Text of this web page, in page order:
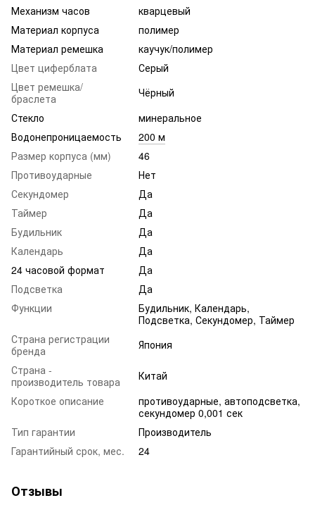
Механизм часов
кварцевый
Материал корпуса
полимер
Материал ремешка
каучук/полимер
Цвет циферблата
Серый
Цвет ремешка/
браслета
Чёрный
Стекло
минеральное
Водонепроницаемость
200 м
Размер корпуса (мм)
46
Противоударные
Нет
Секундомер
Да
Таймер
Да
Будильник
Да
Календарь
Да
24 часовой формат
Да
Подсветка
Да
Функции
Будильник, Календарь,
Подсветка, Секундомер, Таймер
Страна регистрации
бренда
Япония
Страна -
производитель товара
Китай
Короткое описание
противоударные, автоподсветка,
секундомер 0,001 сек
Тип гарантии
Производитель
Гарантийный срок, мес.
24
Отзывы